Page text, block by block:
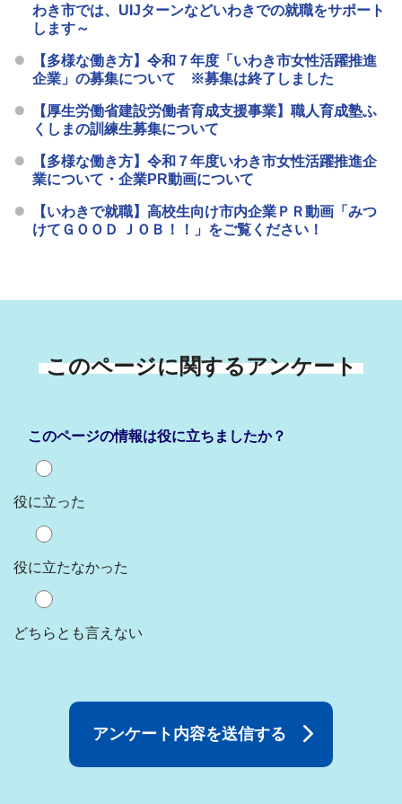
わき市では、UIJターンなどいわきでの就職をサポート
します～
【多様な働き方】令和７年度「いわき市女性活躍推進
企業」の募集について ※募集は終了しました
【厚生労働省建設労働者育成支援事業】職人育成塾ふ
くしまの訓練生募集について
【多様な働き方】令和７年度いわき市女性活躍推進企
業について・企業PR動画について
【いわきで就職】高校生向け市内企業ＰＲ動画「みつ
けてＧＯＯＤ ＪＯＢ！！」をご覧ください！
このページに関するアンケート
このページの情報は役に立ちましたか？
役に立った
役に立たなかった
どちらとも言えない